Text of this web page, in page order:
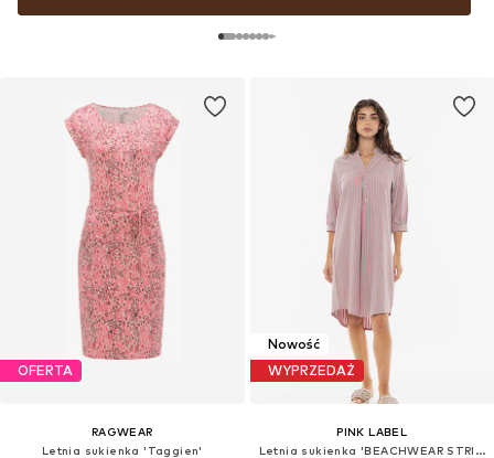
OFERTA
RAGWEAR
Letnia sukienka 'Taggien'
Nowość
WYPRZEDAŻ
PINK LABEL
Letnia sukienka 'BEACHWEAR STRIPE PINK GREEN'